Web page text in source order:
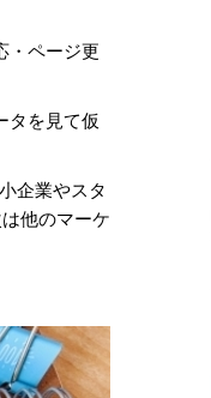
・ページ更
タを見て仮
企業やスタ
他のマーケ